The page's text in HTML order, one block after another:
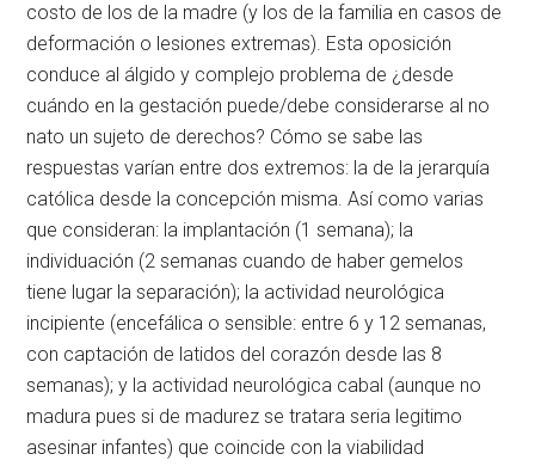
costo de los de la madre (y los de la familia en casos de
deformación o lesiones extremas). Esta oposición
conduce al álgido y complejo problema de ¿desde
cuándo en la gestación puede/debe considerarse al no
nato un sujeto de derechos? Cómo se sabe las
respuestas varían entre dos extremos: la de la jerarquía
católica desde la concepción misma. Así como varias
que consideran: la implantación (1 semana); la
individuación (2 semanas cuando de haber gemelos
tiene lugar la separación); la actividad neurológica
incipiente (encefálica o sensible: entre 6 y 12 semanas,
con captación de latidos del corazón desde las 8
semanas); y la actividad neurológica cabal (aunque no
madura pues si de madurez se tratara seria legitimo
asesinar infantes) que coincide con la viabilidad